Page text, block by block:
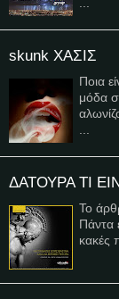
skunk ΧΑΣΙΣ
Ποια
μόδα
ΔΑΤΟΥΡΑ ΤΙ
To
Πάντα
κακές